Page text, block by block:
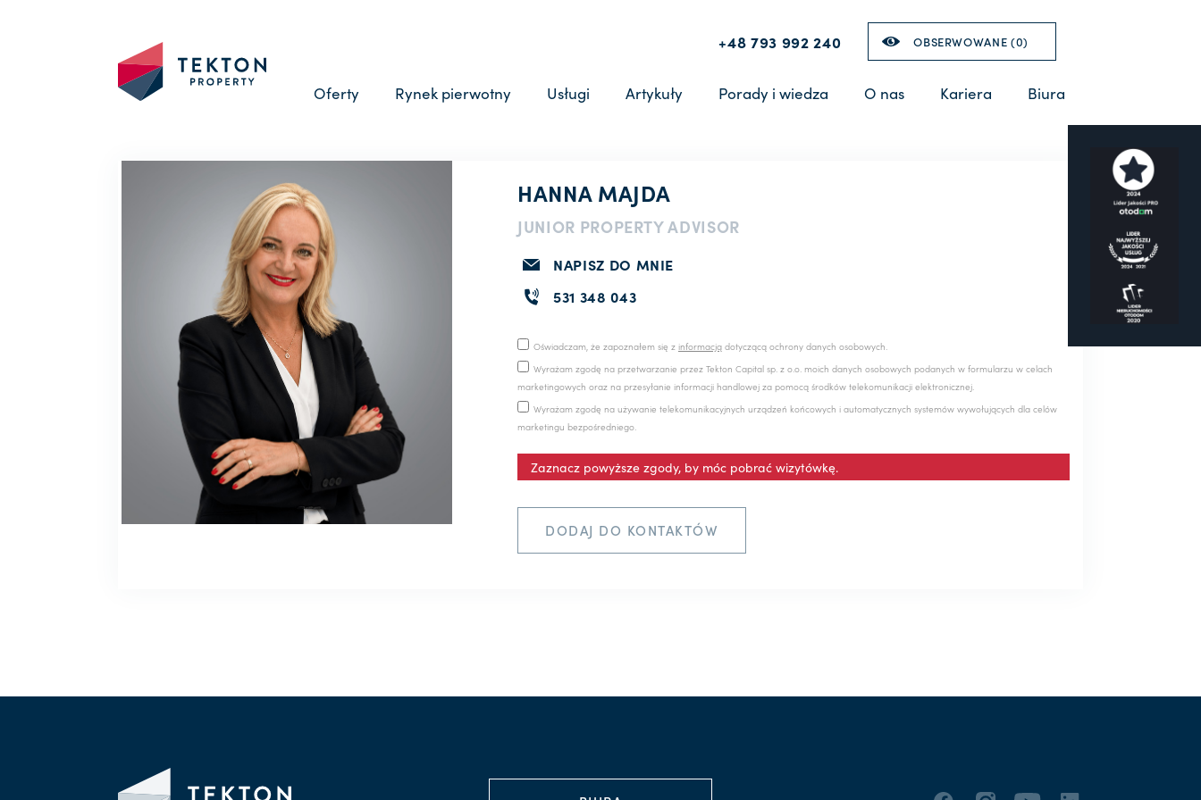
+48 793 992 240 OBSERWOWANE (0)
Oferty Rynek pierwotny Usługi Artykuły Porady i wiedza O nas Kariera Biura
HANNA MAJDA
JUNIOR PROPERTY ADVISOR
NAPISZ DO MNIE
531 348 043
Oświadczam, że zapoznałem się z informacją dotyczącą ochrony danych osobowych.
Wyrażam zgodę na przetwarzanie przez Tekton Capital sp. z o.o. moich danych osobowych podanych w formularzu w celach
marketingowych oraz na przesyłanie informacji handlowej za pomocą środków telekomunikacji elektronicznej.
Wyrażam zgodę na używanie telekomunikacyjnych urządzeń końcowych i automatycznych systemów wywołujących dla celów
marketingu bezpośredniego.
Zaznacz powyższe zgody, by móc pobrać wizytówkę.
DODAJ DO KONTAKTÓW